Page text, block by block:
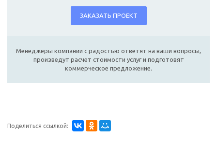
ЗАКАЗАТЬ ПРОЕКТ
Менеджеры компании с радостью ответят на ваши вопросы,
произведут расчет стоимости услуг и подготовят
коммерческое предложение.
Поделиться ссылкой: